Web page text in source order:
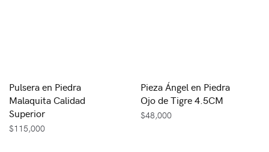
Pulsera en Piedra
Malaquita Calidad
Superior
$115,000
Pieza Ángel en Piedra
Ojo de Tigre 4.5CM
$48,000